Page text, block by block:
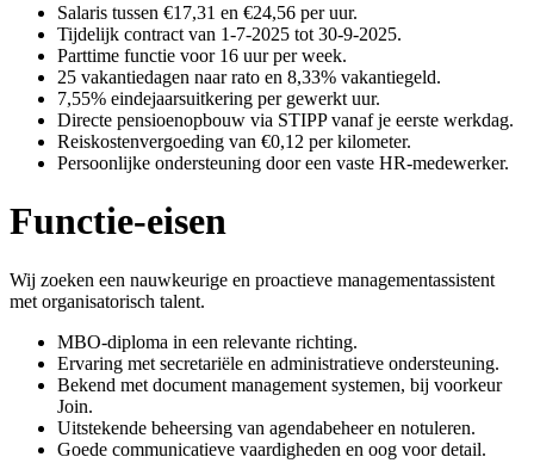
Salaris tussen €17,31 en €24,56 per uur.
Tijdelijk contract van 1-7-2025 tot 30-9-2025.
Parttime functie voor 16 uur per week.
25 vakantiedagen naar rato en 8,33% vakantiegeld.
7,55% eindejaarsuitkering per gewerkt uur.
Directe pensioenopbouw via STIPP vanaf je eerste werkdag.
Reiskostenvergoeding van €0,12 per kilometer.
Persoonlijke ondersteuning door een vaste HR-medewerker.
Functie-eisen
Wij zoeken een nauwkeurige en proactieve managementassistent
met organisatorisch talent.
MBO-diploma in een relevante richting.
Ervaring met secretariële en administratieve ondersteuning.
Bekend met document management systemen, bij voorkeur
Join.
Uitstekende beheersing van agendabeheer en notuleren.
Goede communicatieve vaardigheden en oog voor detail.